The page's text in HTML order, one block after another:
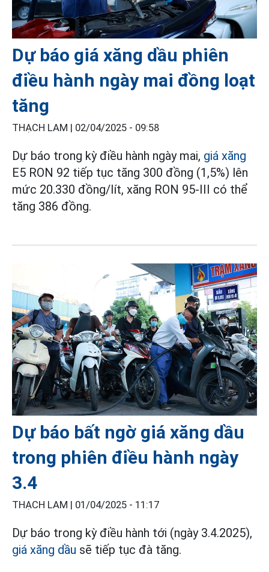
Dự báo giá xăng dầu phiên
điều hành ngày mai đồng loạt
tăng
THẠCH LAM | 02/04/2025 - 09:58
Dự báo trong kỳ điều hành ngày mai, giá xăng
E5 RON 92 tiếp tục tăng 300 đồng (1,5%) lên
mức 20.330 đồng/lít, xăng RON 95-III có thể
tăng 386 đồng.
Dự báo bất ngờ giá xăng dầu
trong phiên điều hành ngày
3.4
THẠCH LAM | 01/04/2025 - 11:17
Dự báo trong kỳ điều hành tới (ngày 3.4.2025),
giá xăng dầu sẽ tiếp tục đà tăng.